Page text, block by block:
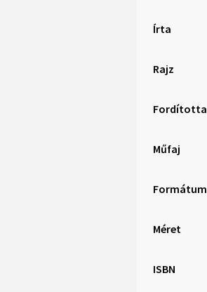
Írta
Rajz
Fordította
Műfaj
Formátum
Méret
ISBN